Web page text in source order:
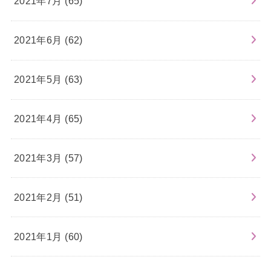
2021年6月 (62)
2021年5月 (63)
2021年4月 (65)
2021年3月 (57)
2021年2月 (51)
2021年1月 (60)